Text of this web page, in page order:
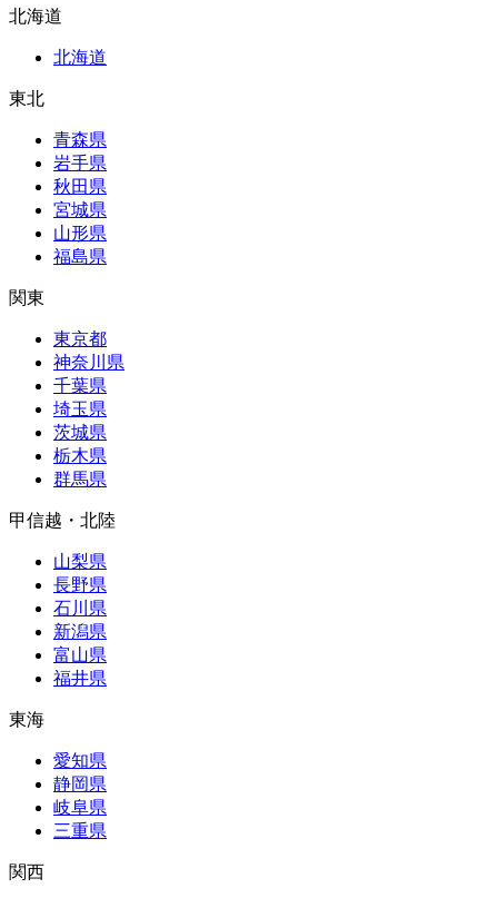
北海道
北海道
東北
青森県
岩手県
秋田県
宮城県
山形県
福島県
関東
東京都
神奈川県
千葉県
埼玉県
茨城県
栃木県
群馬県
甲信越・北陸
山梨県
長野県
石川県
新潟県
富山県
福井県
東海
愛知県
静岡県
岐阜県
三重県
関西